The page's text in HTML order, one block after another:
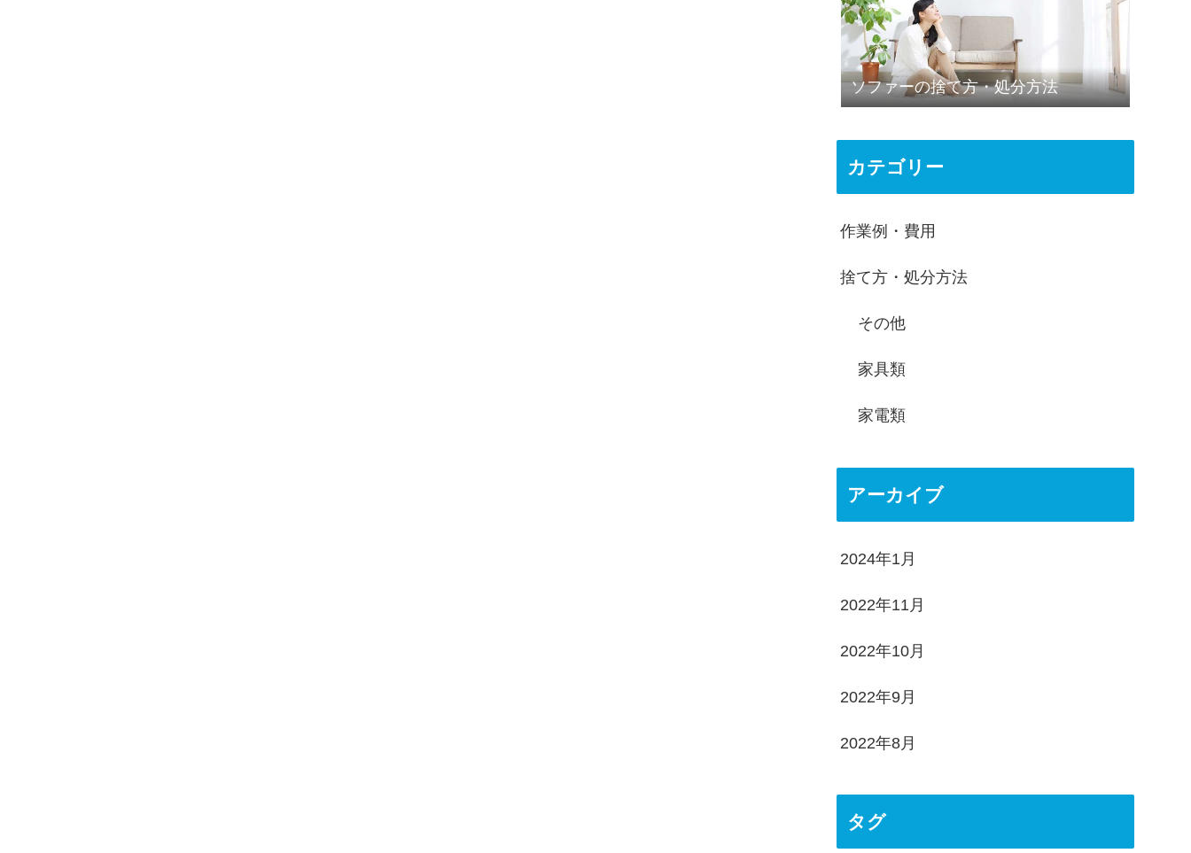
ソファーの捨て方・処分方法
カテゴリー
作業例・費用
捨て方・処分方法
その他
家具類
家電類
アーカイブ
2024年1月
2022年11月
2022年10月
2022年9月
2022年8月
タグ